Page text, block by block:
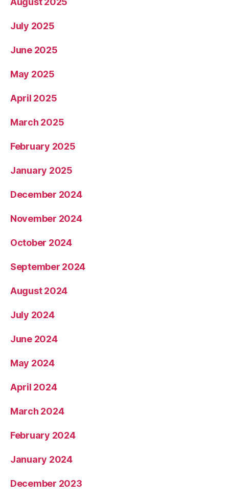
July 2025
June 2025
May 2025
April 2025
March 2025
February 2025
January 2025
December 2024
November 2024
October 2024
September 2024
August 2024
July 2024
June 2024
May 2024
April 2024
March 2024
February 2024
January 2024
December 2023